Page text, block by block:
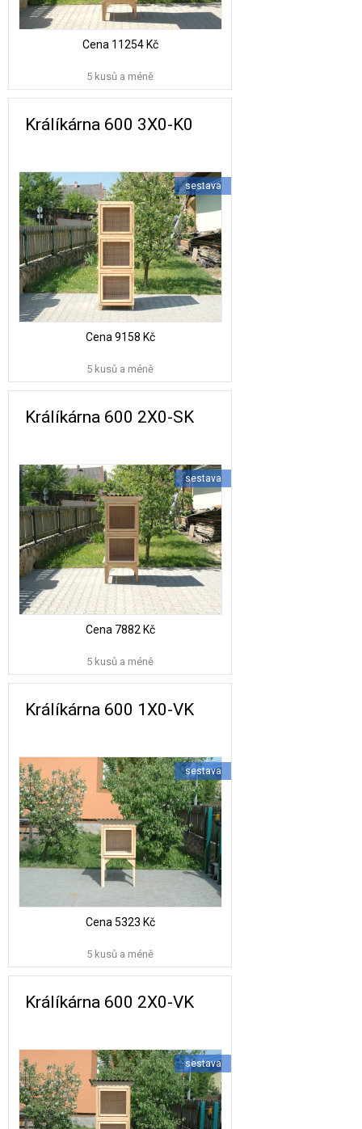
Cena 11254 Kč
5 kusů a méně
Králíkárna 600 3X0-K0
sestava
Cena 9158 Kč
5 kusů a méně
Králíkárna 600 2X0-SK
sestava
Cena 7882 Kč
5 kusů a méně
Králíkárna 600 1X0-VK
sestava
Cena 5323 Kč
5 kusů a méně
Králíkárna 600 2X0-VK
sestava